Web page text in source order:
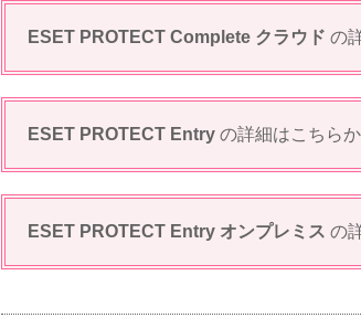
ESET PROTECT Complete クラウド の
ESET PROTECT Entry の詳細はこちら
ESET PROTECT Entry オンプレミス の